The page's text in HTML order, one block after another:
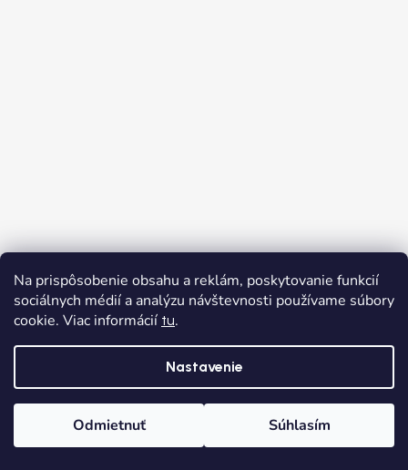
Na prispôsobenie obsahu a reklám, poskytovanie funkcií
sociálnych médií a analýzu návštevnosti používame súbory
cookie. Viac informácií tu.
Nastavenie
Odmietnuť Súhlasím
Sledovať na Instagrame